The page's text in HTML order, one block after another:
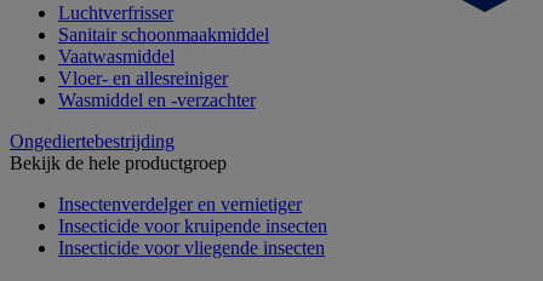
Luchtverfrisser
Sanitair schoonmaakmiddel
Vaatwasmiddel
Vloer- en allesreiniger
Wasmiddel en -verzachter
Ongediertebestrijding
Bekijk de hele productgroep
Insectenverdelger en vernietiger
Insecticide voor kruipende insecten
Insecticide voor vliegende insecten